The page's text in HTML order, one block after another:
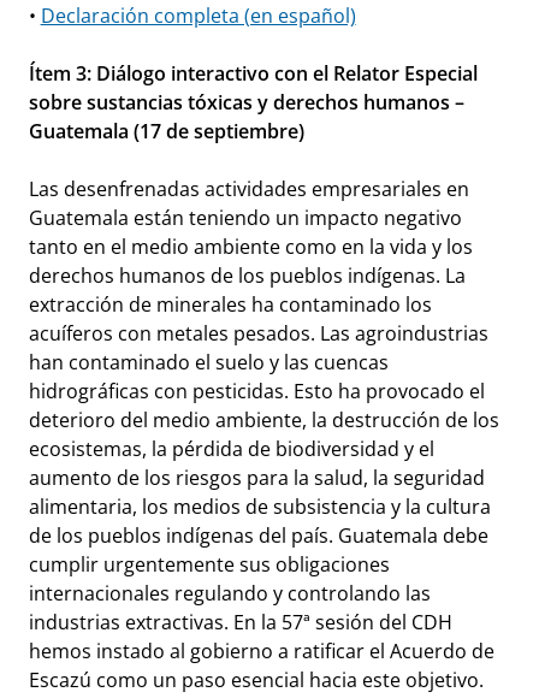
• Declaración completa (en español)
Ítem 3: Diálogo interactivo con el Relator Especial
sobre sustancias tóxicas y derechos humanos –
Guatemala (17 de septiembre)
Las desenfrenadas actividades empresariales en
Guatemala están teniendo un impacto negativo
tanto en el medio ambiente como en la vida y los
derechos humanos de los pueblos indígenas. La
extracción de minerales ha contaminado los
acuíferos con metales pesados. Las agroindustrias
han contaminado el suelo y las cuencas
hidrográficas con pesticidas. Esto ha provocado el
deterioro del medio ambiente, la destrucción de los
ecosistemas, la pérdida de biodiversidad y el
aumento de los riesgos para la salud, la seguridad
alimentaria, los medios de subsistencia y la cultura
de los pueblos indígenas del país. Guatemala debe
cumplir urgentemente sus obligaciones
internacionales regulando y controlando las
industrias extractivas. En la 57ª sesión del CDH
hemos instado al gobierno a ratificar el Acuerdo de
Escazú como un paso esencial hacia este objetivo.